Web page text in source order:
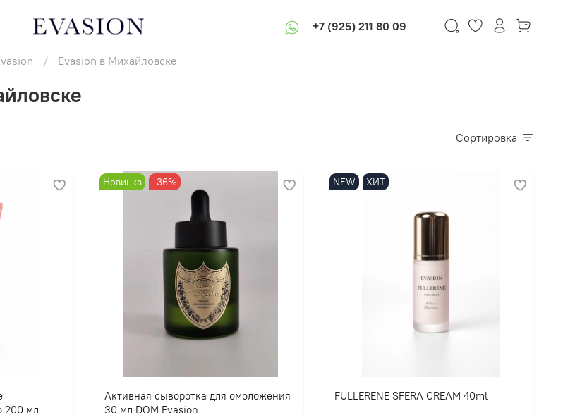
+7 (925) 211 80 09
Evasion в Михайловске
Сортировка
200 мл
Новинка -36%
Активная сыворотка для омоложения
30 мл DOM Evasion
NEW ХИТ
FULLERENE SFERA CREAM 40ml
В корзину
В корзину В корзину